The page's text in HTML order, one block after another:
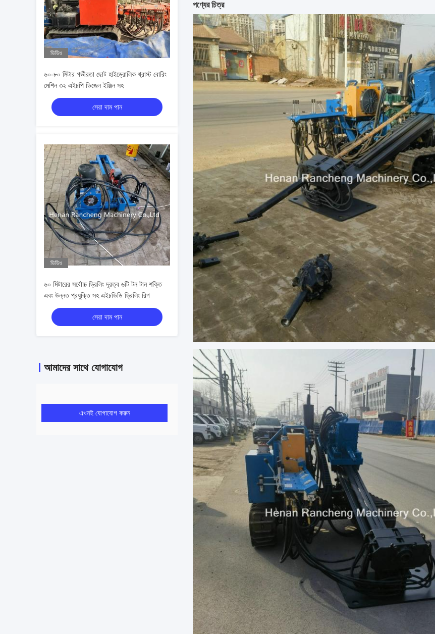
ভিডিও
৬০-৮০ মিটার গভীরতা ছোট হাইড্রোলিক থ্রাস্ট বোরিং
মেশিন ৩২ এইচপি ডিজেল ইঞ্জিন সহ
সেরা দাম পান
ভিডিও
৬০ মিটারের সর্বোচ্চ ড্রিলিং দূরত্ব ৬টি টন টান শক্তি
এবং উন্নত প্রযুক্তি সহ এইচডিডি ড্রিলিং রিগ
সেরা দাম পান
আমাদের সাথে যোগাযোগ
এখনই যোগাযোগ করুন
পণ্যের চিত্র